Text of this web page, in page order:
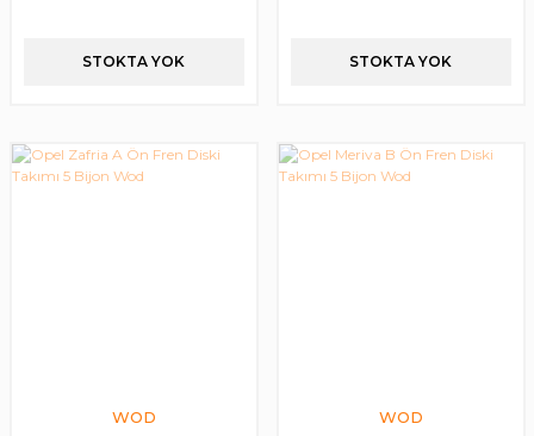
STOKTA YOK STOKTA YOK
WOD WOD